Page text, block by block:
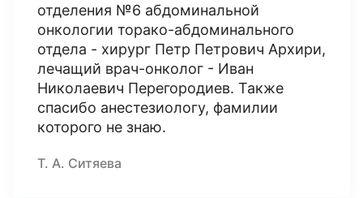
отделения №6 абдоминальной
онкологии торако-абдоминального
отдела - хирург Петр Петрович Архири,
лечащий врач-онколог - Иван
Николаевич Перегородиев. Также
спасибо анестезиологу, фамилии
которого не знаю.
Т. А. Ситяева